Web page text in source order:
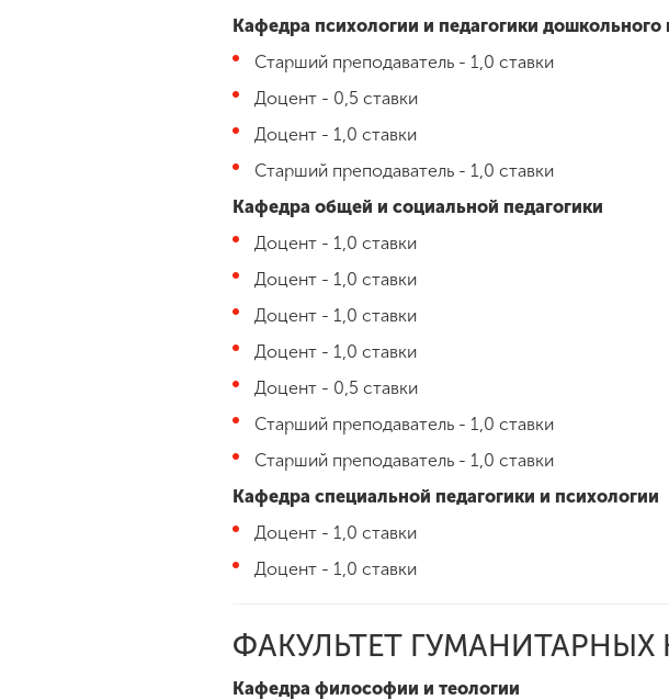
Кафедра психологии и педагогики дошкольного
Старший преподаватель - 1,0 ставки
Доцент - 0,5 ставки
Доцент - 1,0 ставки
Старший преподаватель - 1,0 ставки
Кафедра общей и социальной педагогики
Доцент - 1,0 ставки
Доцент - 1,0 ставки
Доцент - 1,0 ставки
Доцент - 1,0 ставки
Доцент - 0,5 ставки
Старший преподаватель - 1,0 ставки
Старший преподаватель - 1,0 ставки
Кафедра специальной педагогики и психологии
Доцент - 1,0 ставки
Доцент - 1,0 ставки
ФАКУЛЬТЕТ ГУМАНИТАРНЫХ
Кафедра философии и теологии